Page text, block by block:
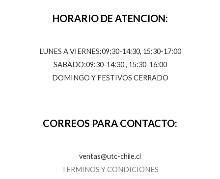
HORARIO DE ATENCION:
LUNES A VIERNES:09:30-14:30, 15:30-17:00
SABADO:09:30-14:30 , 15:30-16:00
DOMINGO Y FESTIVOS CERRADO
CORREOS PARA CONTACTO:
ventas@utc-chile.cl
TERMINOS Y CONDICIONES